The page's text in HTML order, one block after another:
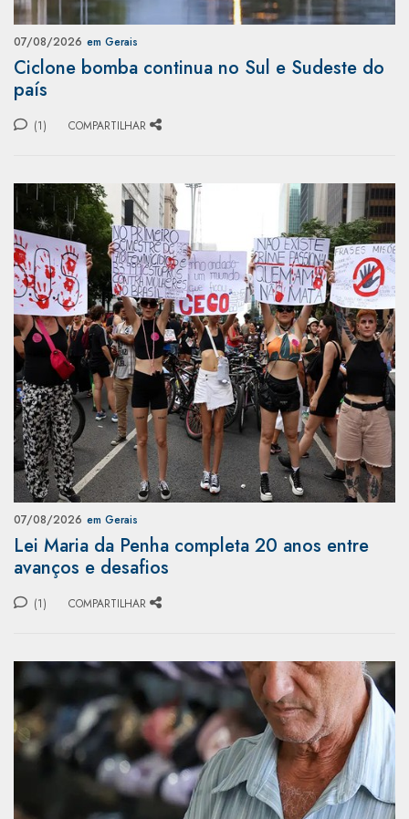
07/08/2026 em Gerais
Ciclone bomba continua no Sul e Sudeste do
país
(1) COMPARTILHAR
07/08/2026 em Gerais
Lei Maria da Penha completa 20 anos entre
avanços e desafios
(1) COMPARTILHAR